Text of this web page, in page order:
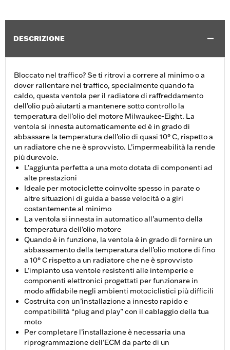
DESCRIZIONE
Bloccato nel traffico? Se ti ritrovi a correre al minimo o a
dover rallentare nel traffico, specialmente quando fa
caldo, questa ventola per il radiatore di raffreddamento
dell’olio può aiutarti a mantenere sotto controllo la
temperatura dell’olio del motore Milwaukee-Eight. La
ventola si innesta automaticamente ed è in grado di
abbassare la temperatura dell’olio di quasi 10° C, rispetto a
un radiatore che ne è sprovvisto. L’impermeabilità la rende
più durevole.
L’aggiunta perfetta a una moto dotata di componenti ad
alte prestazioni
Ideale per motociclette coinvolte spesso in parate o
altre situazioni di guida a basse velocità o a giri
costantemente al minimo
La ventola si innesta in automatico all’aumento della
temperatura dell’olio motore
Quando è in funzione, la ventola è in grado di fornire un
abbassamento della temperatura dell’olio motore di fino
a 10° C rispetto a un radiatore che ne è sprovvisto
L’impianto usa ventole resistenti alle intemperie e
componenti elettronici progettati per funzionare in
modo affidabile negli ambienti motociclistici più difficili
Costruita con un’installazione a innesto rapido e
compatibilità “plug and play” con il cablaggio della tua
moto
Per completare l’installazione è necessaria una
riprogrammazione dell’ECM da parte di un